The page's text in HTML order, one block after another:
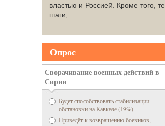
властью и Россией. Кроме того, те
шаги,...
Опрос
Сворачивание военных действий в
Сирии
Будет способствовать стабилизации
обстановки на Кавказе (19%)
Приведёт к возвращению боевиков,